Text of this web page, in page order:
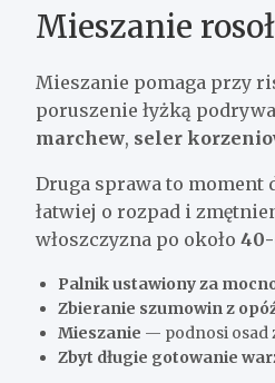
Mieszanie
Mieszanie pomaga przy
poruszenie łyżką
marchew, seler
Druga sprawa to moment
łatwiej o rozpad i
włoszczyzna po około
Palnik ustawiony za
Zbieranie szumowin z
Mieszanie — podnosi osad
Zbyt długie gotowanie